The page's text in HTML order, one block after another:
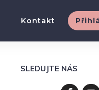
Kontakt
SLEDUJTE NÁS